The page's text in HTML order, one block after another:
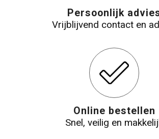
Persoonlijk
Vrijblijvend contact en
Online bestellen
Snel, veilig en